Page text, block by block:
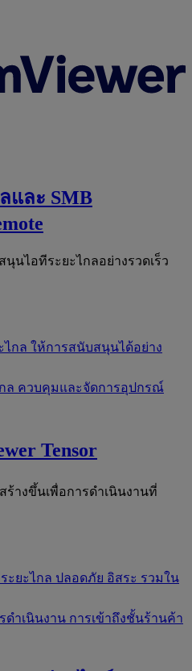
และ SMB
นไอทีระยะไกลอย่างรวดเร็ว
ไกล ให้การสนับสนุนได้อย่าง
ล ควบคุมและจัดการอุปกรณ์
Tensor
ร้างขึ้นเพื่อการดำเนินงานที่
ะยะไกล ปลอดภัย อิสระ รวมใน
ดำเนินงาน การเข้าถึงชั้นร้านค้า